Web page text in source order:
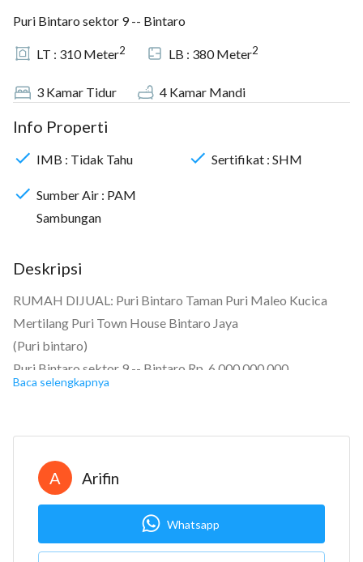
Puri Bintaro sektor 9 -- Bintaro
LT : 310Meter2 LB : 380Meter2
3 Kamar Tidur 4 Kamar Mandi
Info Properti
IMB : Tidak Tahu Sertifikat : SHM
Sumber Air : PAM
Sambungan
Deskripsi
RUMAH DIJUAL: Puri Bintaro Taman Puri Maleo Kucica
Mertilang Puri Town House Bintaro Jaya
(Puri bintaro)
Puri Bintaro sektor 9 -- Bintaro Rp. 6.000.000.000
Sertifikat Hak Milik
Kamar mandi: 4
Kamar pembantu: Ada
Garasi: Carport
Luas tanah: 310
Berapa lantai? 2
Baca selengkapnya
A Arifin
Whatsapp